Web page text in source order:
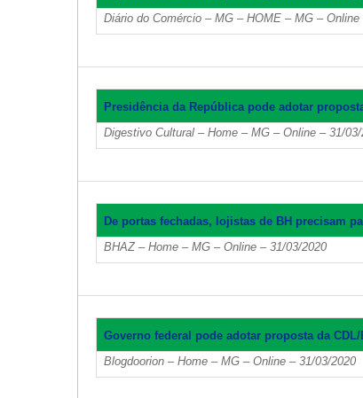
Diário do Comércio – MG – HOME – MG – Online
Presidência da República pode adotar
Digestivo Cultural – Home – MG – Online – 31/03/
De portas fechadas, lojistas de BH precisam
BHAZ – Home – MG – Online – 31/03/2020
Governo federal pode adotar proposta da
Blogdoorion – Home – MG – Online – 31/03/2020